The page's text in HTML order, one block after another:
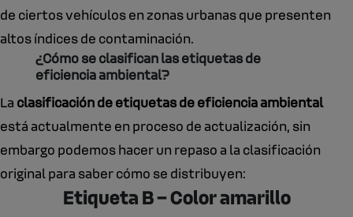
de ciertos vehículos en zonas urbanas que presenten
altos índices de contaminación.
¿Cómo se clasifican las etiquetas de
eficiencia ambiental?
La clasificación de etiquetas de eficiencia ambiental
está actualmente en proceso de actualización, sin
embargo podemos hacer un repaso a la clasificación
original para saber cómo se distribuyen:
Etiqueta B – Color amarillo